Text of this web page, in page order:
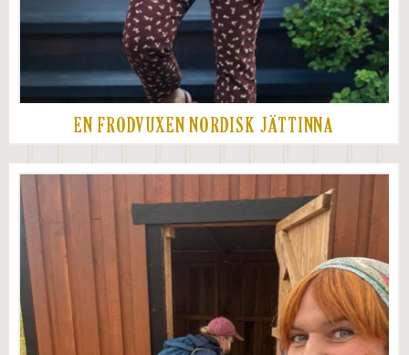
EN FRODVUXEN NORDISK JÄTTINNA